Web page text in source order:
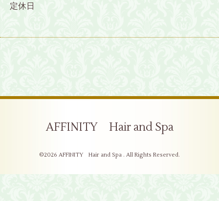
定休日
AFFINITY Hair and Spa
©2026 AFFINITY Hair and Spa . All Rights Reserved.